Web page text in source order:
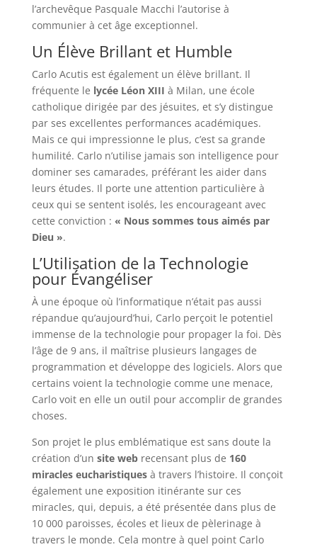
l’archevêque Pasquale Macchi l’autorise à
communier à cet âge exceptionnel.
Un Élève Brillant et Humble
Carlo Acutis est également un élève brillant. Il
fréquente le lycée Léon XIII à Milan, une école
catholique dirigée par des jésuites, et s’y distingue
par ses excellentes performances académiques.
Mais ce qui impressionne le plus, c’est sa grande
humilité. Carlo n’utilise jamais son intelligence pour
dominer ses camarades, préférant les aider dans
leurs études. Il porte une attention particulière à
ceux qui se sentent isolés, les encourageant avec
cette conviction : « Nous sommes tous aimés par
Dieu ».
L’Utilisation de la Technologie
pour Évangéliser
À une époque où l’informatique n’était pas aussi
répandue qu’aujourd’hui, Carlo perçoit le potentiel
immense de la technologie pour propager la foi. Dès
l’âge de 9 ans, il maîtrise plusieurs langages de
programmation et développe des logiciels. Alors que
certains voient la technologie comme une menace,
Carlo voit en elle un outil pour accomplir de grandes
choses.
Son projet le plus emblématique est sans doute la
création d’un site webrecensant plus de 160
miracles eucharistiquesà travers l’histoire. Il conçoit
également une exposition itinérante sur ces
miracles, qui, depuis, a été présentée dans plus de
10 000 paroisses, écoles et lieux de pèlerinage à
travers le monde. Cela montre à quel point Carlo